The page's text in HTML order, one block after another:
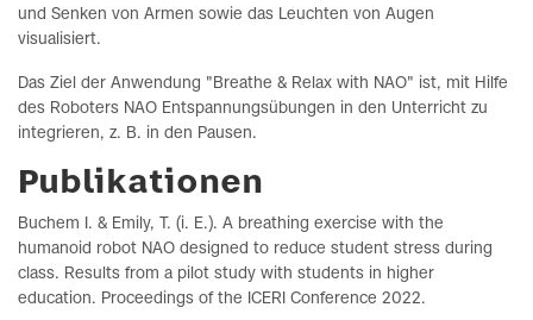
und Senken von Armen sowie das Leuchten von Augen
visualisiert.
Das Ziel der Anwendung "Breathe & Relax with NAO" ist, mit Hilfe
des Roboters NAO Entspannungsübungen in den Unterricht zu
integrieren, z. B. in den Pausen.
Publikationen
Buchem I. & Emily, T. (i. E.). A breathing exercise with the
humanoid robot NAO designed to reduce student stress during
class. Results from a pilot study with students in higher
education. Proceedings of the ICERI Conference 2022.